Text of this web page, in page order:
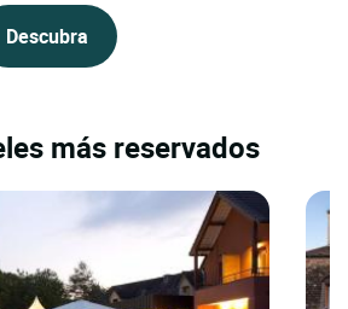
Descubra
más reservados